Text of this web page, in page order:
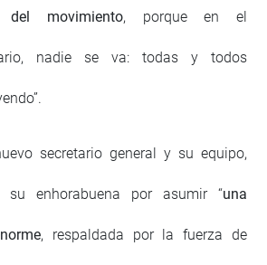
movimiento, porque en el
nadie se va: todas y todos
secretario general y su equipo,
su enhorabuena por asumir “una
, respaldada por la fuerza de